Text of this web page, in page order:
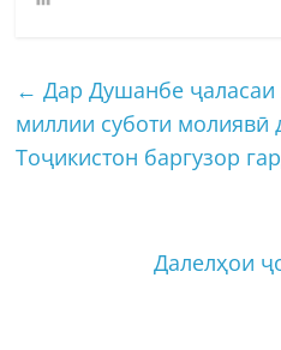
← Дар Душанбе
миллии суботи молиявӣ
Тоҷикистон баргузор
Далелҳои